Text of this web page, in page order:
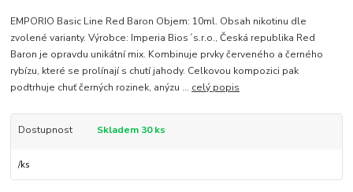
EMPORIO Basic Line Red Baron Objem: 10ml. Obsah nikotinu dle
zvolené varianty. Výrobce: Imperia Bios´s.r.o., Česká republika Red
Baron je opravdu unikátní mix. Kombinuje prvky červeného a černého
rybízu, které se prolínají s chutí jahody. Celkovou kompozici pak
podtrhuje chuť černých rozinek, anýzu ... celý popis
Dostupnost Skladem 30 ks
/ks